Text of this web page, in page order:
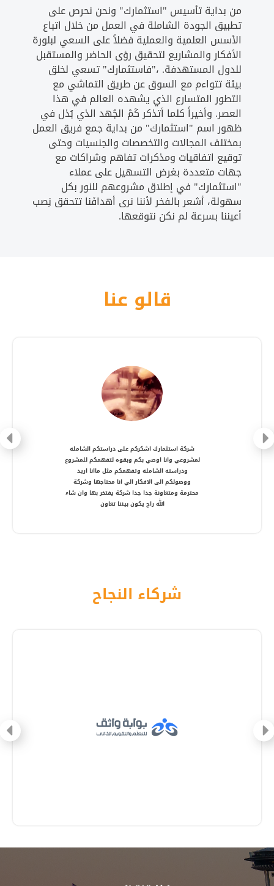
من بداية تأسيس "استثمارك" ونحن نحرص على
تطبيق الجودة الشاملة في العمل من خلال اتباع
الأسس العلمية والعملية فضلاً على السعي لبلورة
الأفكار والمشاريع لتحقيق رؤى الحاضر والمستقبل
للدول المستهدفة. ،"فاستثمارك" تسعي لخلق
بيئة تتواءم مع السوق عن طريق التماشي مع
التطور المتسارع الذي يشهده العالم في هذا
العصر. وأخيراً كلما أتذكر كَمْ الجُهد الذي بُذل في
ظهور اسم "استثمارك" من بداية جمع فريق العمل
بمختلف المجالات والتخصصات والجنسيات وحتى
توقيع اتفاقيات ومذكرات تفاهم وشراكات مع
جهات متعددة بغرض التسهيل على عملاء
"استثمارك" في إطلاق مشروعهم للنور بكل
سهولة، أشعر بالفخر لأننا نرى أهدافَنا تتحقق نِصب
أعيننا بسرعة لم نكن نتوقعها.
قالو عنا
شركة متعاونة، انصح بالتعامل معها ، شكرا أستاذ
أمير
شركاء النجاح